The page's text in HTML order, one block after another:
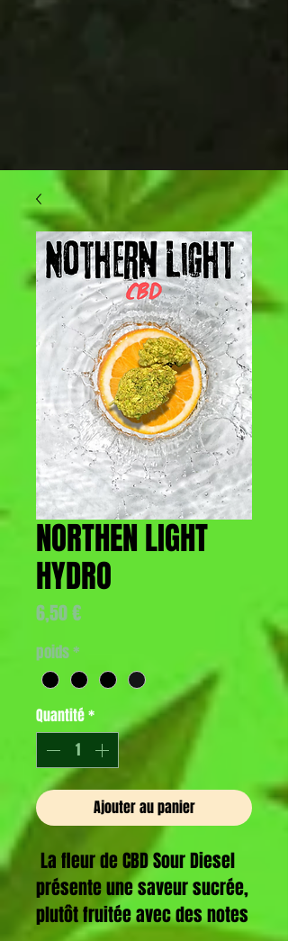
NORTHEN LIGHT
HYDRO
6,50 €
poids*
Quantité*
Ajouter au panier
La fleur de CBD Sour Diesel
présente une saveur sucrée,
plutôt fruitée avec des notes